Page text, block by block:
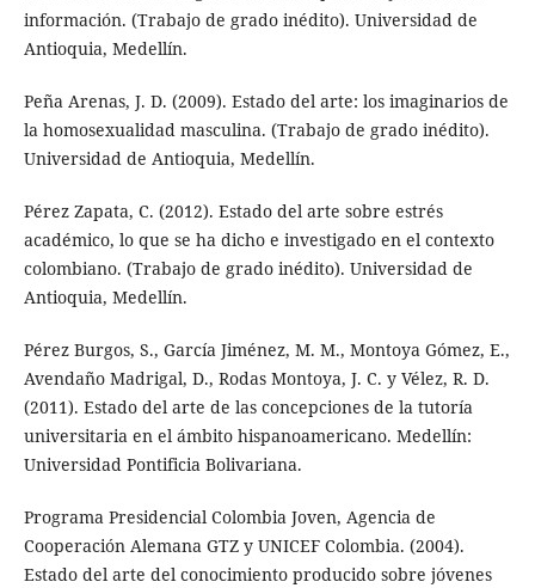
información. (Trabajo de grado inédito). Universidad de
Antioquia, Medellín.
Peña Arenas, J. D. (2009). Estado del arte: los imaginarios de
la homosexualidad masculina. (Trabajo de grado inédito).
Universidad de Antioquia, Medellín.
Pérez Zapata, C. (2012). Estado del arte sobre estrés
académico, lo que se ha dicho e investigado en el contexto
colombiano. (Trabajo de grado inédito). Universidad de
Antioquia, Medellín.
Pérez Burgos, S., García Jiménez, M. M., Montoya Gómez, E.,
Avendaño Madrigal, D., Rodas Montoya, J. C. y Vélez, R. D.
(2011). Estado del arte de las concepciones de la tutoría
universitaria en el ámbito hispanoamericano. Medellín:
Universidad Pontificia Bolivariana.
Programa Presidencial Colombia Joven, Agencia de
Cooperación Alemana GTZ y UNICEF Colombia. (2004).
Estado del arte del conocimiento producido sobre jóvenes